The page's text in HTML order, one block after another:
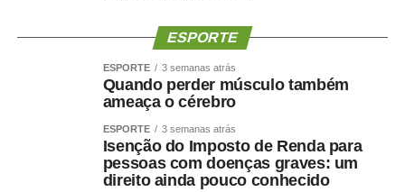
ESPORTE
ESPORTE 3 semanas atrás
Quando perder músculo também
ameaça o cérebro
ESPORTE 3 semanas atrás
Isenção do Imposto de Renda para
pessoas com doenças graves: um
direito ainda pouco conhecido